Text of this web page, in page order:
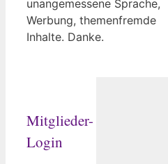
unangemessene Sprache,
Werbung, themenfremde
Inhalte. Danke.
Mitglieder-
Login